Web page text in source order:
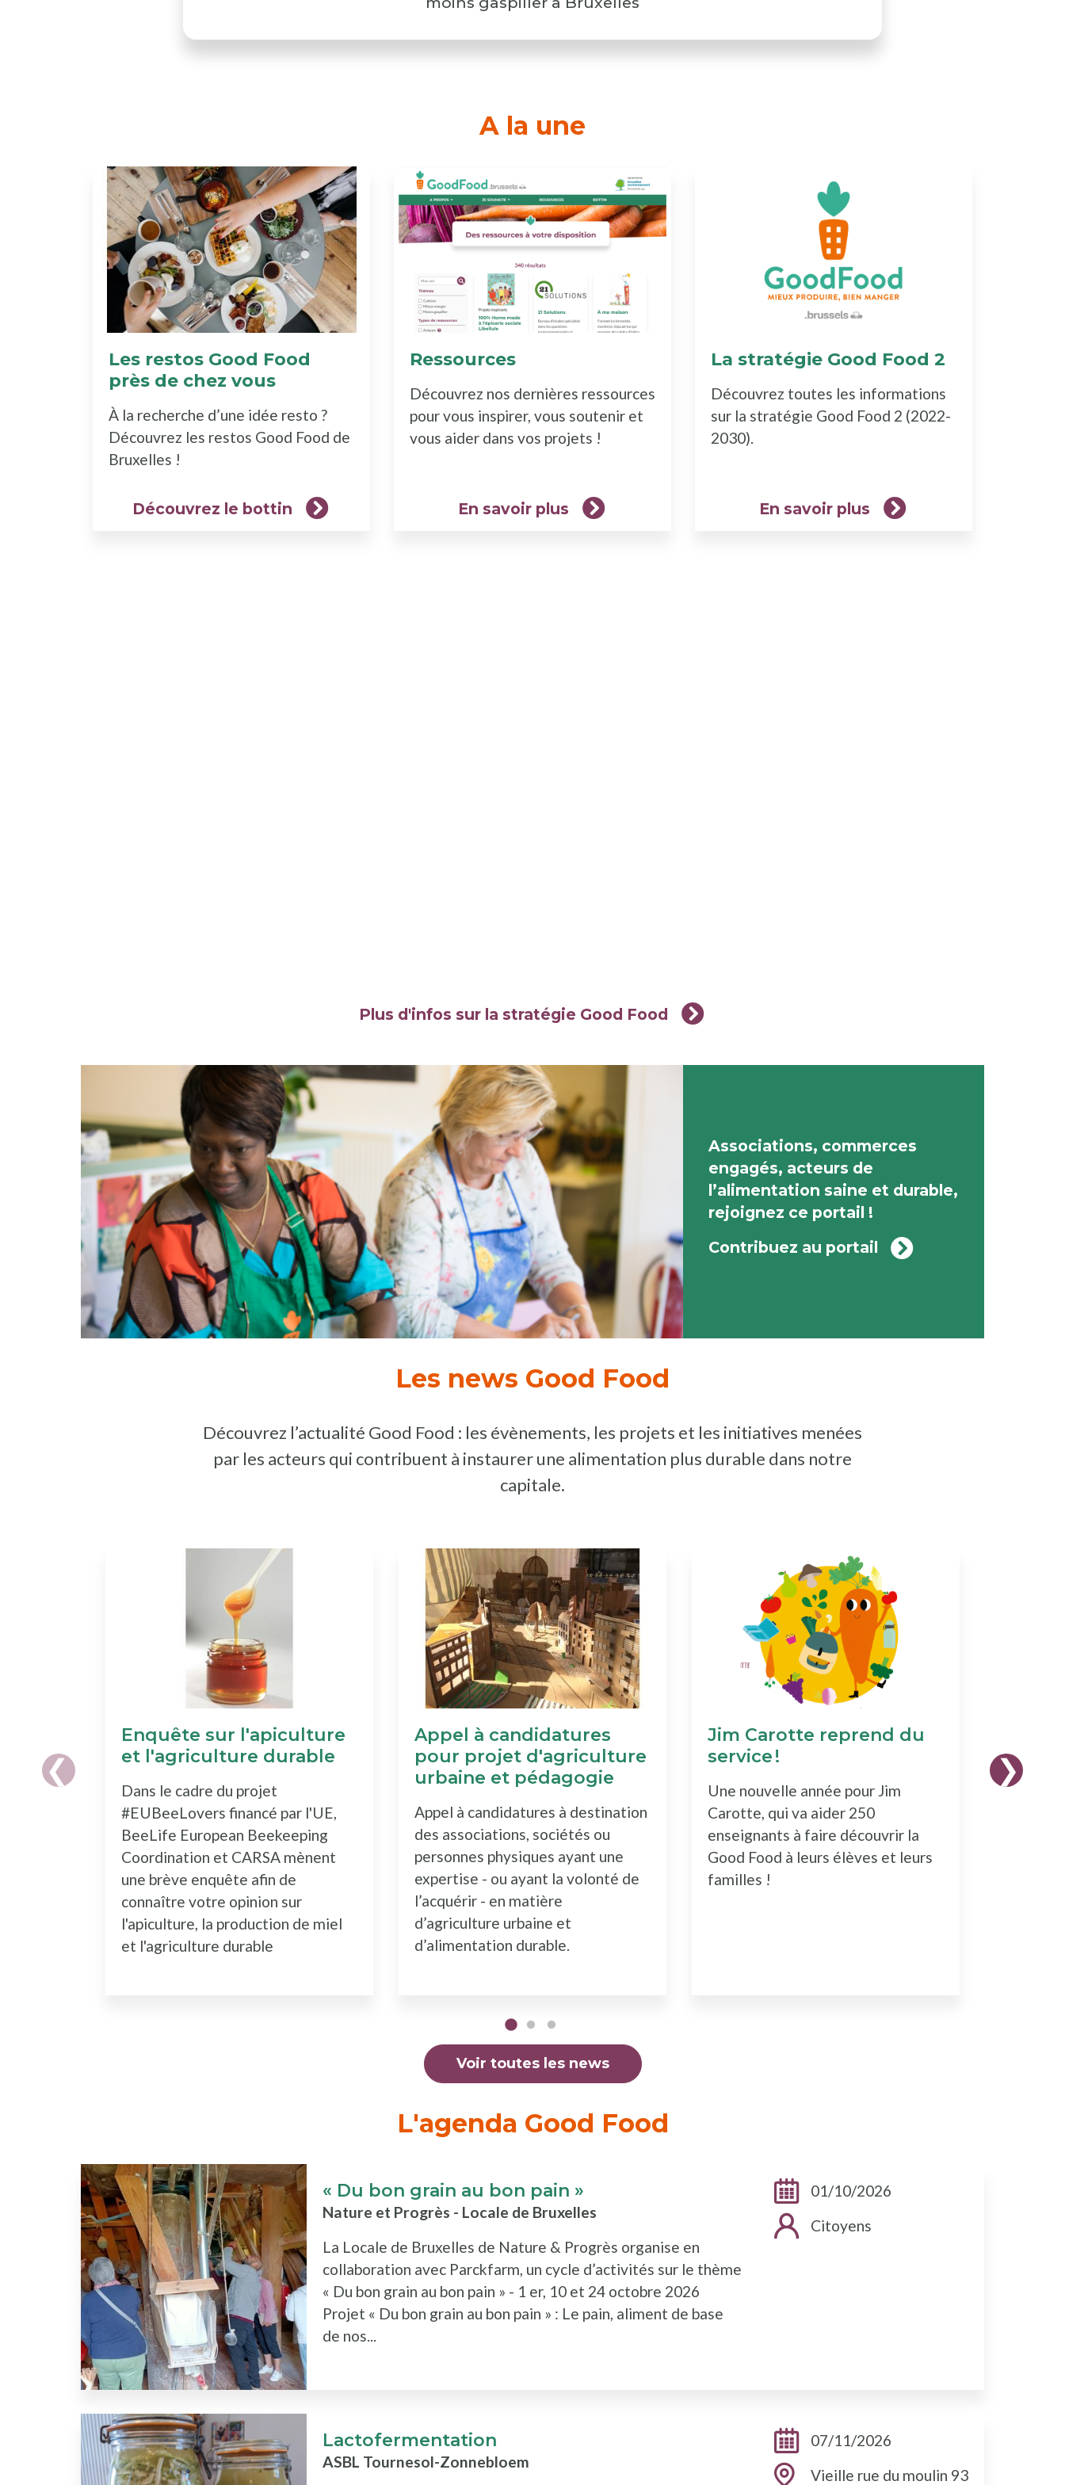
A la une
Les restos Good Food
près de chez vous
bottin)
À la recherche d’une idée resto ?
Découvrez les restos Good Food de
Bruxelles !
Découvrez le bottin
Ressources
plus)
Découvrez nos dernières ressources
pour vous inspirer, vous soutenir et
vous aider dans vos projets !
En savoir plus
La stratégie Good Food 2
Découvrez toutes les informations
sur la stratégie Good Food 2 (2022-
2030).
En savoir plus
Plus d'infos sur la stratégie Good Food
Associations, commerces
engagés, acteurs de
l’alimentation saine et durable,
rejoignez ce portail !
Contribuez au portail
Les news Good Food
Découvrez l’actualité Good Food : les évènements, les projets et les initiatives menées
par les acteurs qui contribuent à instaurer une alimentation plus durable dans notre
capitale.
Enquête sur l'apiculture
et l'agriculture durable
Dans le cadre du projet
#EUBeeLovers financé par l'UE,
BeeLife European Beekeeping
Coordination et CARSA mènent
une brève enquête afin de
connaître votre opinion sur
l'apiculture, la production de miel
et l'agriculture durable
Appel à candidatures
pour projet d'agriculture
urbaine et pédagogie
Appel à candidatures à destination
des associations, sociétés ou
personnes physiques ayant une
expertise - ou ayant la volonté de
l’acquérir - en matière
d’agriculture urbaine et
d’alimentation durable.
Jim Carotte reprend du
service !
Une nouvelle année pour Jim
Carotte, qui va aider 250
enseignants à faire découvrir la
Good Food à leurs élèves et leurs
familles !
2025-
Les
Voir toutes les news
L'agenda Good Food
« Du bon grain au bon pain »
Nature et Progrès - Locale de Bruxelles
La Locale de Bruxelles de Nature & Progrès organise en
collaboration avec Parckfarm, un cycle d’activités sur le thème
« Du bon grain au bon pain » - 1 er, 10 et 24 octobre 2026
Projet « Du bon grain au bon pain » : Le pain, aliment de base
de nos...
Dates:01/10/2026
Public cible:
Citoyens
Lactofermentation
ASBL Tournesol-Zonnebloem
Dates:07/11/2026
Adresse:Vieille rue du moulin 93